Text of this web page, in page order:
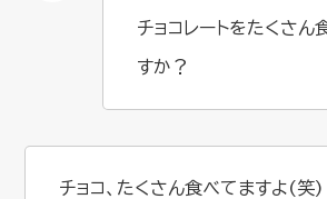
チョコレートをたくさん
すか？
チョコ、たくさん食べてますよ(笑)